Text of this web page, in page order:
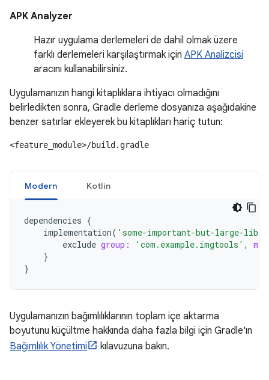
APK Analyzer
Hazır uygulama derlemeleri de dahil olmak üzere
farklı derlemeleri karşılaştırmak için APK Analizcisi
aracını kullanabilirsiniz.
Uygulamanızın hangi kitaplıklara ihtiyacı olmadığını
belirledikten sonra, Gradle derleme dosyanıza aşağıdakine
benzer satırlar ekleyerek bu kitaplıkları hariç tutun:
<feature_module>/build.gradle
Modern Kotlin
dependencies {
implementation( 'some-important-but-large-
exclude group: 'com.example.imgtools' ,
}
}
Uygulamanızın bağımlılıklarının toplam içe aktarma
boyutunu küçültme hakkında daha fazla bilgi için Gradle'ın
Bağımlılık Yönetimi
kılavuzuna bakın.